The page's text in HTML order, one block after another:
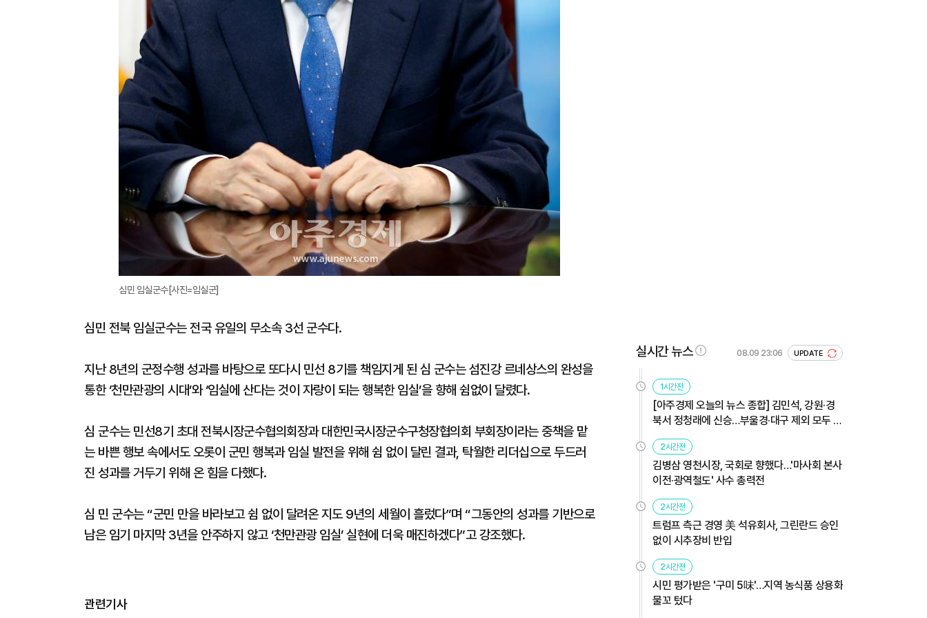
심민 임실군수[사진=임실군]
심민 전북 임실군수는 전국 유일의 무소속 3선 군수다.
지난 8년의 군정수행 성과를 바탕으로 또다시 민선 8기를 책임지게 된 심 군수는 섬진강 르네상스의 완성을
통한 ‘천만관광의 시대’와 ‘임실에 산다는 것이 자랑이 되는 행복한 임실’을 향해 쉼없이 달렸다.
심 군수는 민선8기 초대 전북시장군수협의회장과 대한민국시장군수구청장협의회 부회장이라는 중책을 맡
는 바쁜 행보 속에서도 오롯이 군민 행복과 임실 발전을 위해 쉼 없이 달린 결과, 탁월한 리더십으로 두드러
진 성과를 거두기 위해 온 힘을 다했다.
심 민 군수는 “군민 만을 바라보고 쉼 없이 달려온 지도 9년의 세월이 흘렀다”며 “그동안의 성과를 기반으로
남은 임기 마지막 3년을 안주하지 않고 ‘천만관광 임실’ 실현에 더욱 매진하겠다”고 강조했다.
관련기사
실시간 뉴스 08.09 23:06 UPDATE
1시간전
[아주경제 오늘의 뉴스 종합] 김민석, 강원·경
북서 정청래에 신승…부울경·대구 제외 모두 웃
었다 外
2시간전
김병삼 영천시장, 국회로 향했다…'마사회 본사
이전·광역철도' 사수 총력전
2시간전
트럼프 측근 경영 美 석유회사, 그린란드 승인
없이 시추장비 반입
2시간전
시민 평가받은 '구미 5味'…지역 농식품 상용화
물꼬 텄다